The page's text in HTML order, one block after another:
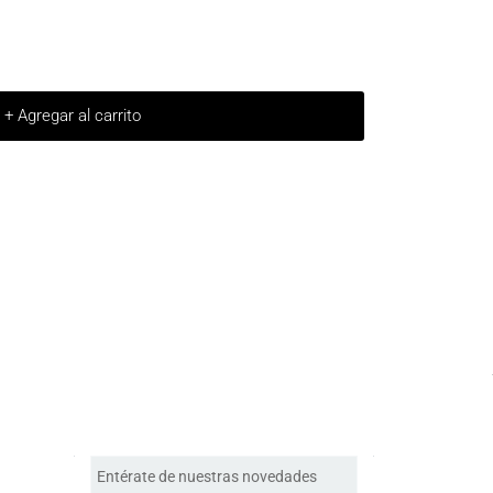
+ Agregar al carrito
Entérate de nuestras novedades